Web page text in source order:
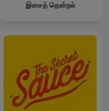
இசைத் தென்றல்